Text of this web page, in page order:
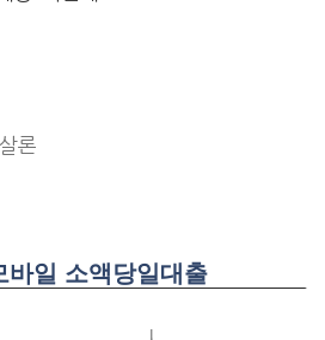
론
바일 소액당일대출